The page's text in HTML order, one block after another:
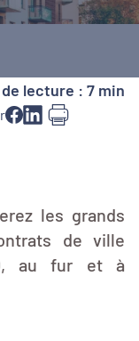
lecture : 7 min
les grands
de ville
au fur et à